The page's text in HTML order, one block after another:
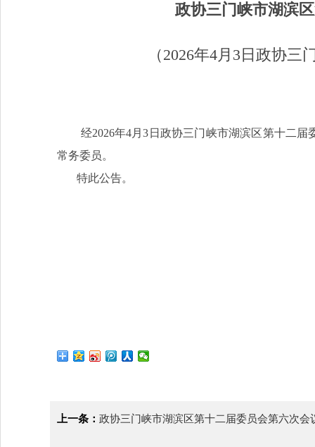
政协三门峡市湖滨
（2026年4月3日政协
经2026年4月3日政协三门峡市湖滨区第十二
常务委员。
特此公告。
上一条： 政协三门峡市湖滨区第十二届委员会第六次会